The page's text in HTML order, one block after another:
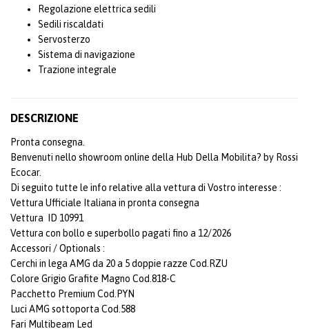
Regolazione elettrica sedili
Sedili riscaldati
Servosterzo
Sistema di navigazione
Trazione integrale
DESCRIZIONE
Pronta consegna.
Benvenuti nello showroom online della Hub Della Mobilita? by Rossi
Ecocar.
Di seguito tutte le info relative alla vettura di Vostro interesse :
Vettura Ufficiale Italiana in pronta consegna
Vettura ID 10991
Vettura con bollo e superbollo pagati fino a 12/2026
Accessori / Optionals :
Cerchi in lega AMG da 20 a 5 doppie razze Cod.RZU
Colore Grigio Grafite Magno Cod.818-C
Pacchetto Premium Cod.PYN
Luci AMG sottoporta Cod.588
Fari Multibeam Led